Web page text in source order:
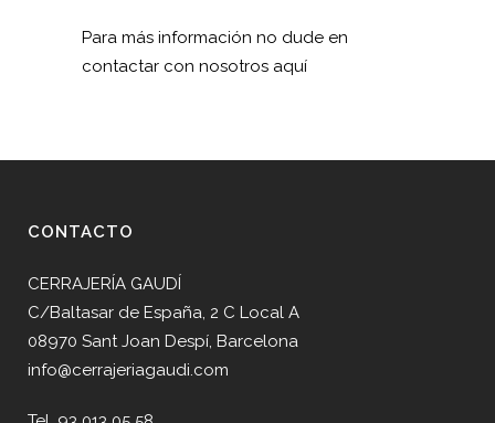
Para más información no dude en
contactar con nosotros aquí
CONTACTO
CERRAJERÍA GAUDÍ
C/Baltasar de España, 2 C Local A
08970 Sant Joan Despí, Barcelona
info@cerrajeriagaudi.com